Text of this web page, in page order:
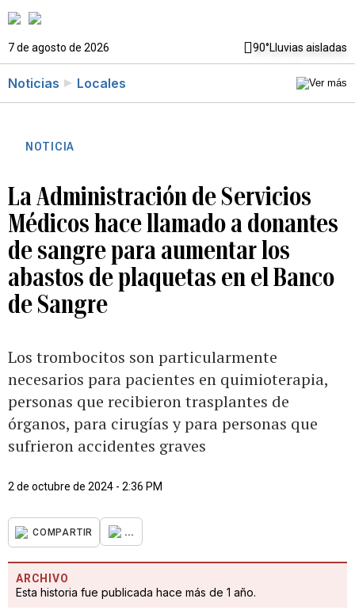
7 de agosto de 2026 90°Lluvias aisladas
Noticias Locales
NOTICIA
La Administración de Servicios
Médicos hace llamado a donantes
de sangre para aumentar los
abastos de plaquetas en el Banco
de Sangre
Los trombocitos son particularmente
necesarios para pacientes en quimioterapia,
personas que recibieron trasplantes de
órganos, para cirugías y para personas que
sufrieron accidentes graves
2 de octubre de 2024 - 2:36 PM
COMPARTIR ...
ARCHIVO
Esta historia fue publicada hace más de 1 año.